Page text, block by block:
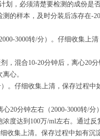
划，必须清楚要检测的成份是
的样本，及时分装后冻存在-
3000转/分）。仔细收集上
，混合10-20分钟后，离心20分
心。
。仔细收集上清，保存过程中
20分钟左右（2000-3000转/分
度达到100万/ml左右。通过
收集上清。保存过程中如有沉